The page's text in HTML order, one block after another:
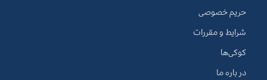
حریم خصوصی
شرایط و مقررات
کوکی‌ها
در باره ما